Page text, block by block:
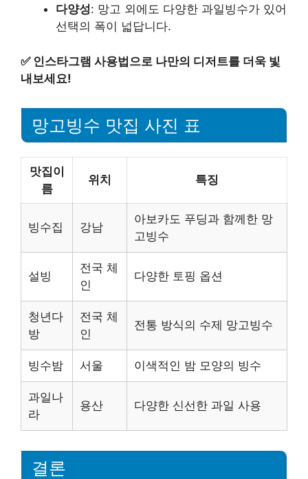
다양성: 망고 외에도 다양한 과일빙수가 있어
선택의 폭이 넓답니다.
✅ 인스타그램 사용법으로 나만의 디저트를 더욱 빛
내보세요!
망고빙수 맛집 사진 표
맛집이
름
위치 특징
빙수집 강남
아보카도 푸딩과 함께한 망
고빙수
설빙
전국 체
인
다양한 토핑 옵션
청년다
방
전국 체
인
전통 방식의 수제 망고빙수
빙수밤 서울 이색적인 밤 모양의 빙수
과일나
라
용산 다양한 신선한 과일 사용
결론